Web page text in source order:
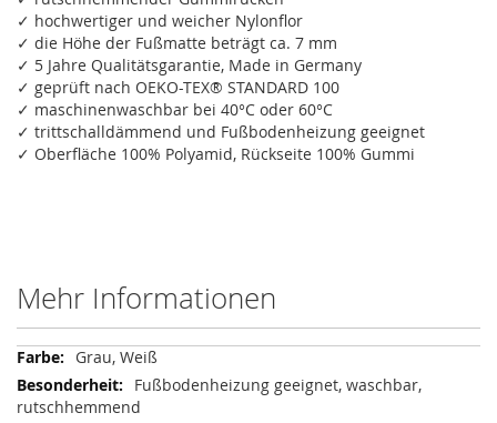
✓ hochwertiger und weicher Nylonflor
✓ die Höhe der Fußmatte beträgt ca. 7 mm
✓ 5 Jahre Qualitätsgarantie, Made in Germany
✓ geprüft nach OEKO-TEX® STANDARD 100
✓ maschinenwaschbar bei 40°C oder 60°C
✓ trittschalldämmend und Fußbodenheizung geeignet
✓ Oberfläche 100% Polyamid, Rückseite 100% Gummi
Mehr Informationen
Mehr
Informationen
Grau, Weiß
Fußbodenheizung geeignet, waschbar,
rutschhemmend